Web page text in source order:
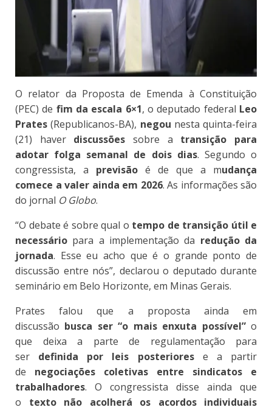
O relator da Proposta de Emenda à Constituição
(PEC) de fim da escala 6×1, o deputado federal Leo
Prates (Republicanos-BA), negou nesta quinta-feira
(21) haver discussões sobre a transição para
adotar folga semanal de dois dias. Segundo o
congressista, a previsão é de que a mudança
comece a valer ainda em 2026. As informações são
do jornal O Globo.
“O debate é sobre qual o tempo de transição útil e
necessário para a implementação da redução da
jornada. Esse eu acho que é o grande ponto de
discussão entre nós”, declarou o deputado durante
seminário em Belo Horizonte, em Minas Gerais.
Prates falou que a proposta ainda em
discussão busca ser “o mais enxuta possível”o
que deixa a parte de regulamentação para
ser definida por leis posteriorese a partir
de negociações coletivas entre sindicatos e
trabalhadores. O congressista disse ainda que
o texto não acolherá os acordos individuais